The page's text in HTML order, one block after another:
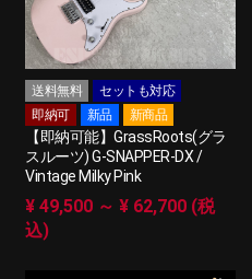
送料無料
セットも対応
即納可
新品 新商品
【即納可能】GrassRoots(グラ
スルーツ) G-SNAPPER-DX /
Vintage Milky Pink
¥ 49,500 ～ ¥ 62,700 (税
込)